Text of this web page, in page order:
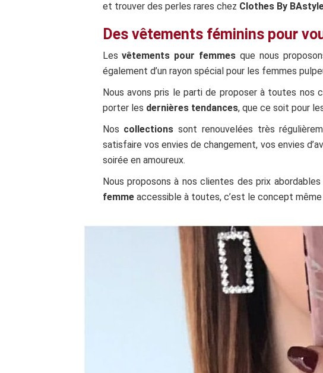
et trouver des perles rares chez Clothes By
Des vêtements féminins pour
Lesvêtements pour femmes que nous
également d’un rayon spécial pour les femmes
Nous avons pris le parti de proposer à toutes
porter les dernières tendances, que ce soit pour
Nos collections sont renouvelées très
satisfaire vos envies de changement, vos envies
soirée en amoureux.
Nous proposons à nos clientes des prix
femmeaccessible à toutes, c’est le concept